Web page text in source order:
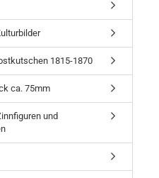
1815-1870
ca. 75mm
und